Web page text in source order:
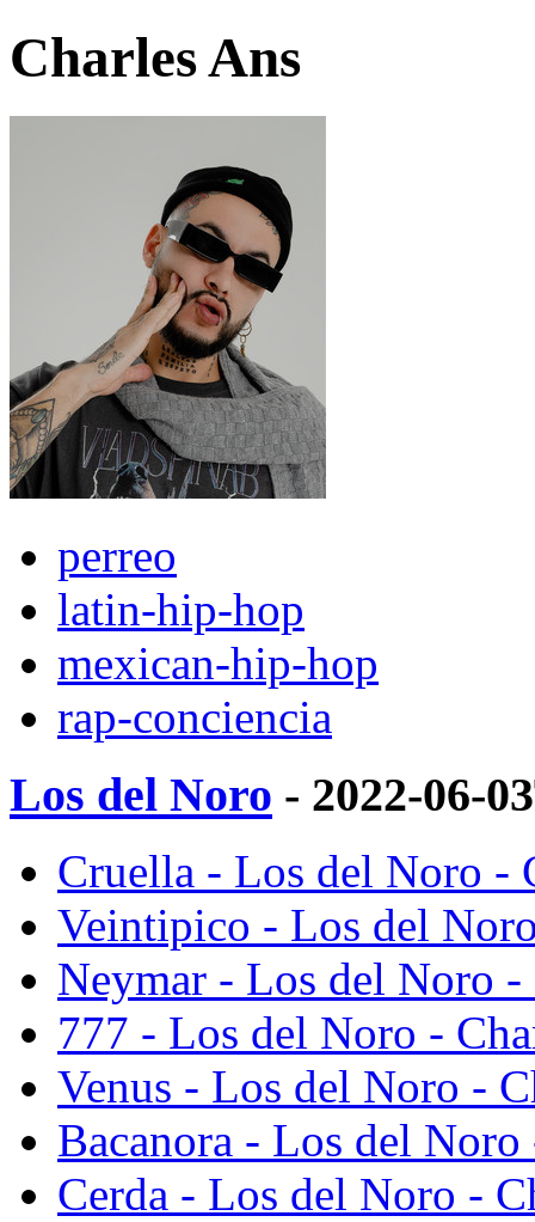
Charles Ans
perreo
latin-hip-hop
mexican-hip-hop
rap-conciencia
Los del Noro - 2022-06-
Cruella - Los del Noro -
Veintipico - Los del
Neymar - Los del Noro -
777 - Los del Noro -
Venus - Los del Noro -
Bacanora - Los del Noro
Cerda - Los del Noro -